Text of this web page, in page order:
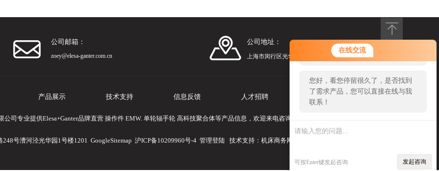
在线交流
您好！欢迎前来咨询，很高兴为您
服务，请问您要咨询什么问题呢？
您好，看您停留很久了，是否找到
了需求产品，您可以直接在线与我
联系！
可按Enter键发起咨询 发起咨询
公司邮箱：
zoey@elesa-ganter.com.cn
公司地址：
上海市闵行区光华路248号漕河泾光华园1号楼1201
产品展示 技术支持 信息反馈 人才招聘 联系我们
司专业提供Elesa+Ganter品牌直营 操作件 EMW. 单轮辐手轮 高科技聚合体等产品信息，欢迎来电咨询！
号漕河泾光华园1号楼1201 GoogleSitemap 沪ICP备10209960号-4 管理登陆 技术支持： 机床商务网